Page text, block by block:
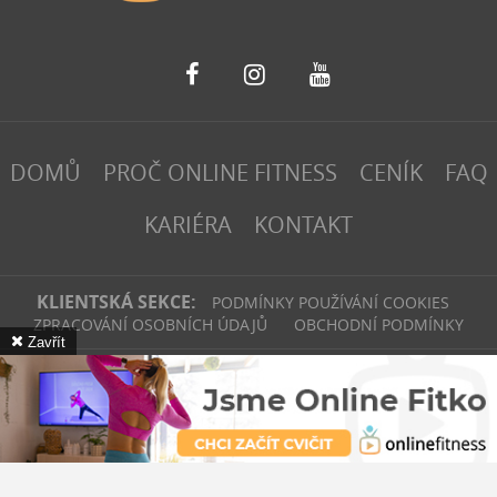
DOMŮ PROČ ONLINE FITNESS CENÍK
FAQ
KARIÉRA
KONTAKT
KLIENTSKÁ SEKCE:
PODMÍNKY POUŽÍVÁNÍ COOKIES
ZPRACOVÁNÍ OSOBNÍCH ÚDAJŮ
OBCHODNÍ PODMÍNKY
Webové stránky vytvořilo Poski.com.
Tvorba webových
stránekna míru.
Zavřít